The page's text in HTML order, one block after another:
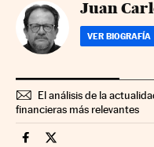
Juan
VER BIOGRAFÍA
El análisis de la
financieras más relevantes
Companias Cinco Días
Companias Cinco